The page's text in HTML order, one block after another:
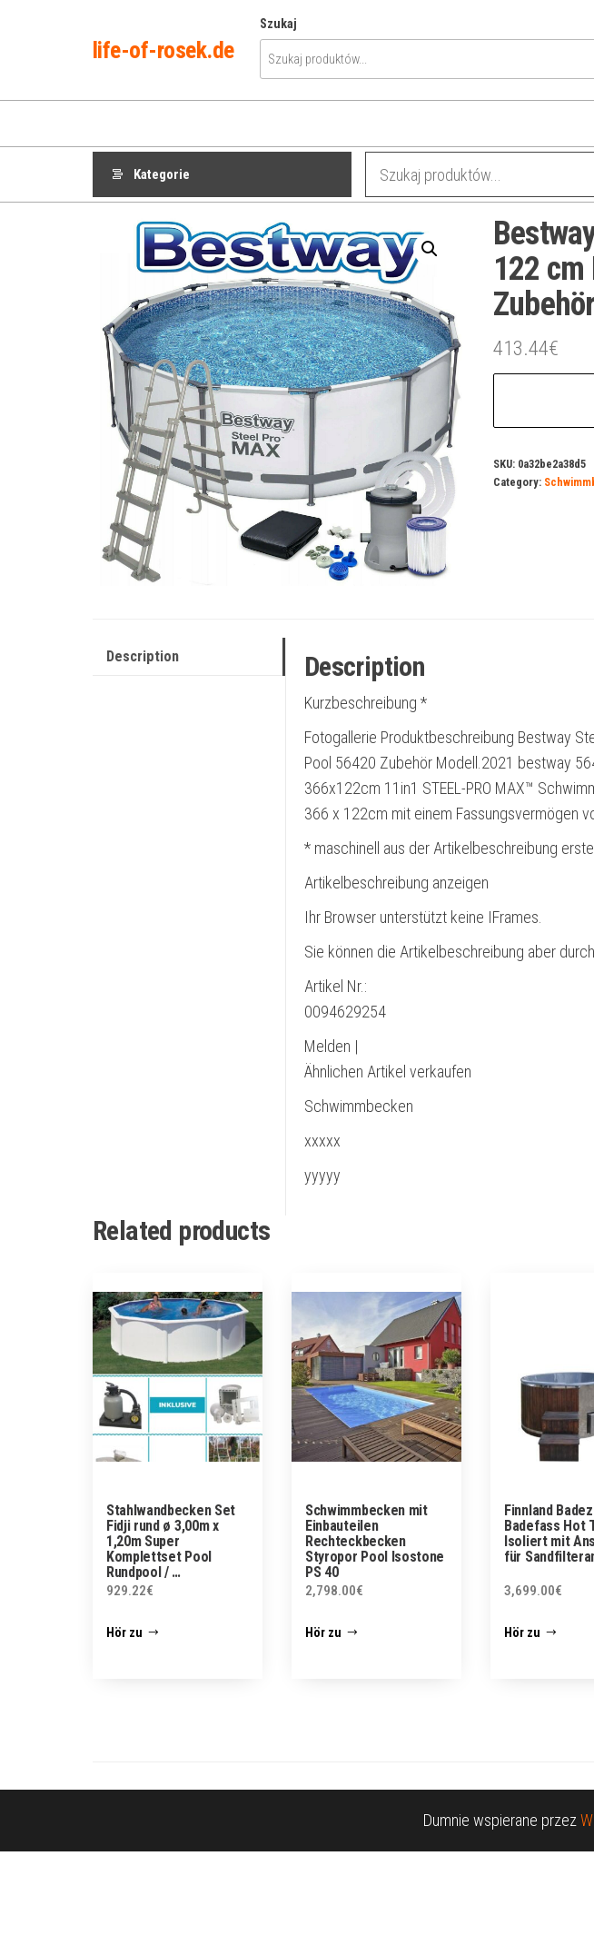
life-of-rosek.de
Szukaj
Kategorie
122 cm
413.44€
SKU: 0a32be2a38d5
Category:
Description Description
Kurzbeschreibung *
Fotogallerie Produktbeschreibung Bestway
Pool 56420 Zubehör Modell.2021 bestway
366x122cm 11in1 STEEL-PRO MAX™
366 x 122cm mit einem Fassungsvermögen
* maschinell aus der Artikelbeschreibung
Artikelbeschreibung anzeigen
Ihr Browser unterstützt keine IFrames.
Sie können die Artikelbeschreibung aber
Artikel Nr.:
0094629254
Melden |
Ähnlichen Artikel verkaufen
Schwimmbecken
xxxxx
yyyyy
Related products
Stahlwandbecken Set
Fidji rund ø 3,00m x
1,20m Super
Komplettset Pool
Rundpool / …
929.22€
Hör zu
Schwimmbecken mit
Einbauteilen
Rechteckbecken
Styropor Pool Isostone
PS 40
2,798.00€
Hör zu
Finnland
Badefass Hot
Isoliert mit
für
3,699.00€
Hör zu
Dumnie wspierane przez